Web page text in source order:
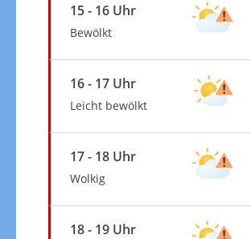
15 - 16 Uhr
Bewölkt
16 - 17 Uhr
Leicht bewölkt
17 - 18 Uhr
Wolkig
18 - 19 Uhr